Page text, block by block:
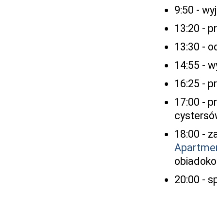
9:50 -
13:20 -
13:30 -
14:55 -
16:25 -
17:00 -
18:00 -
20:00 -